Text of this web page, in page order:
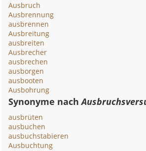
Ausbruch
Ausbrennung
ausbrennen
Ausbreitung
ausbreiten
Ausbrecher
ausbrechen
ausborgen
ausbooten
Ausbohrung
Synonyme nach
ausbrüten
ausbuchen
ausbuchstabieren
Ausbuchtung